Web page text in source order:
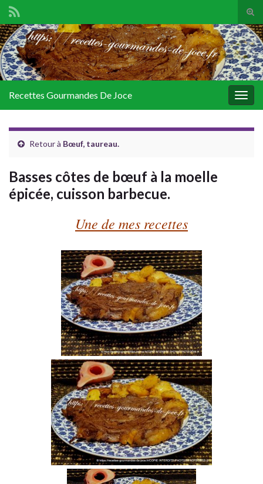
Search for:
Recettes Gourmandes De Joce
Retour à Bœuf, taureau.
Basses côtes de bœuf à la moelle
épicée, cuisson barbecue.
Une de mes recettes